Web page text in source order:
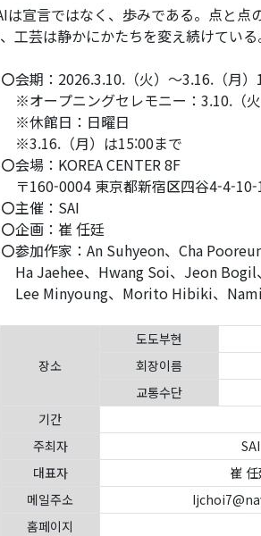
は宣言ではなく、歩みである。点と
工芸は静かにかたちを変え続けている
会期：2026.3.10.（火）～3.16.（月
オープニングセレモニー：3.10.（
休館日：日曜日
（月）は15:00まで
会場：KOREA CENTER 8F
160-0004 東京都新宿区四谷4-4-10-
主催：SAI
企画：崔 任廷
参加作家：An Suhyeon、Cha
Jaehee、Hwang Soi、Jeon Bogil
Minyoung、Morito Hibiki、
장소
도도부현
회장이름
교통수단
기간
주최자
SAI
대표자
崔
메일주소
홈페이지